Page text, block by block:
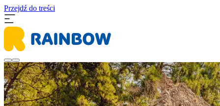
Przejdź do treści